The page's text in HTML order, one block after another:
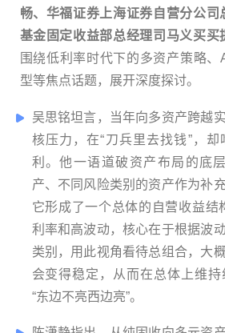
畅、华福证券上海证券自营分公司
基金固定收益部总经理司马义买买
围绕低利率时代下的多资产策略
型等焦点话题，展开深度探讨。
吴思铭坦言，当年向多资产跨越
核压力，在“刀兵里去找钱”，
利。他一语道破资产布局的底
产、不同风险类别的资产作为补
它形成了一个总体的自营收益结
利率和高波动，核心在于根据波
类别，用此视角看待总组合，大
会变得稳定，从而在总体上维
“东边不亮西边亮”。